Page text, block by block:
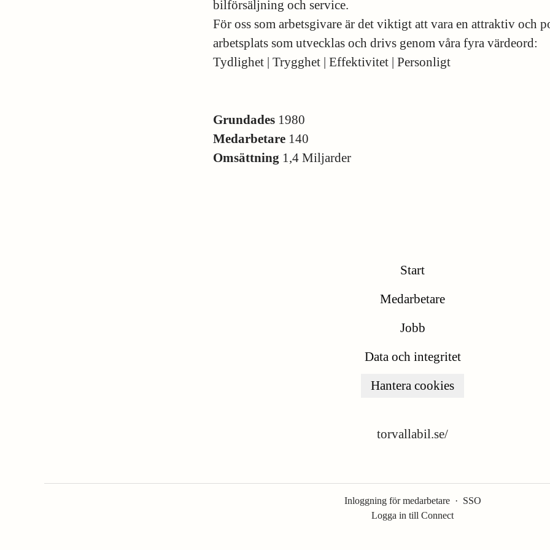
bilförsäljning och service.
För oss som arbetsgivare är det viktigt att vara en attraktiv och
arbetsplats som utvecklas och drivs genom våra fyra värdeord:
Tydlighet | Trygghet | Effektivitet | Personligt
Grundades 1980
Medarbetare 140
Omsättning 1,4 Miljarder
Start
Medarbetare
Jobb
Data och integritet
Hantera cookies
torvallabil.se/
Inloggning för medarbetare · SSO
Logga in till Connect